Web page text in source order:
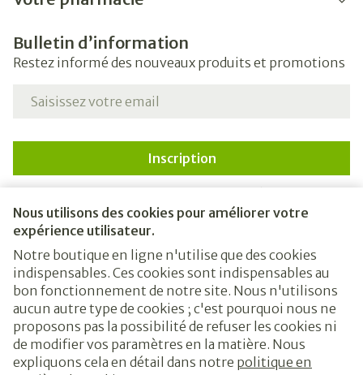
Nous utilisons des cookies pour améliorer votre
expérience utilisateur.
Notre boutique en ligne n'utilise que des cookies
indispensables. Ces cookies sont indispensables au
bon fonctionnement de notre site. Nous n'utilisons
aucun autre type de cookies ; c'est pourquoi nous ne
proposons pas la possibilité de refuser les cookies ni
de modifier vos paramètres en la matière. Nous
expliquons cela en détail dans notre politique en
Bulletin d’information
Restez informé des nouveaux produits et promotions
Adresse mail
Inscription
newsletter et acceptez notrepolitique de confidentialité